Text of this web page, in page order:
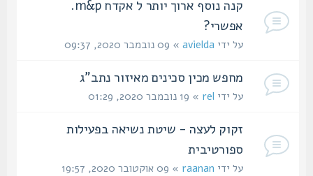
קנה נוסף ארוך יותר ל אקדח m&p.
אפשרי?
על ידיavielda» 09 נובמבר 2020, 09:37
מחפש מכין סכינים מאיזור נתב"ג
על ידיrel» 19 נובמבר 2020, 01:29
זקוק לעצה - שיטת נשיאה בפעילות
ספורטיבית
על ידיraanan» 09 אוקטובר 2020, 19:57